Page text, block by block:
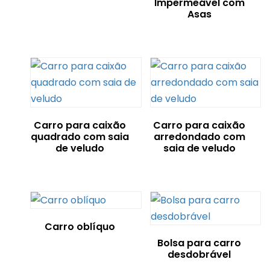
Asas
Carro para caixão
quadrado com saia
de veludo
Carro para caixão
arredondado com
saia de veludo
Carro oblíquo
Bolsa para carro
desdobrável